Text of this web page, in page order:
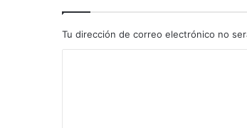
Tu dirección de correo electrónico no